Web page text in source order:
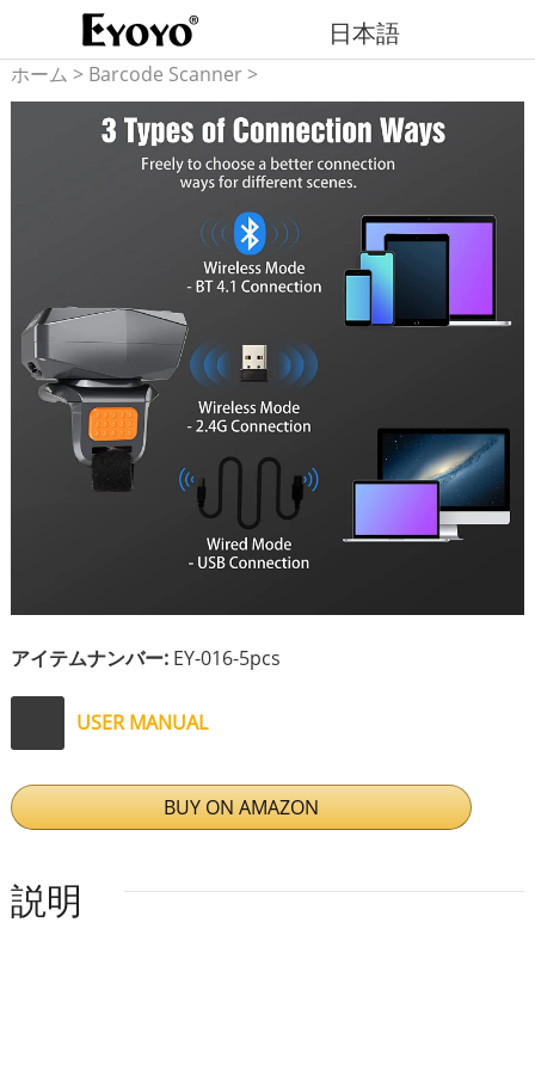
日本語
ホーム > Barcode Scanner>
2D barcode scanner
アイテムナンバー:EY-016-5pcs
USER MANUAL
BUY ON AMAZON
説明